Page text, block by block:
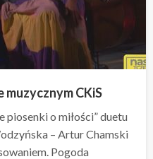
muzycznym CKiS
o miłości” duetu
– Artur Chamski
Pogoda